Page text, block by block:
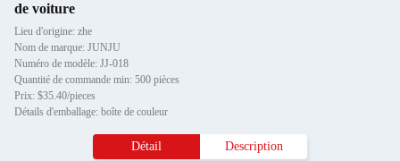
de voiture
Lieu d'origine: zhe
Nom de marque: JUNJU
Numéro de modèle: JJ-018
Quantité de commande min: 500 pièces
Prix: $35.40/pieces
Détails d'emballage: boîte de couleur
Détail Description